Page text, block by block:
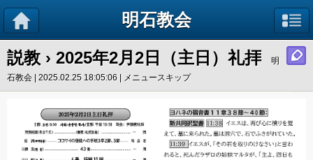
明石教会
説教 › 2025年2月2日（主日）礼拝
明
石教会 | 2025.02.25 18:05:06 |
メニュースキップ